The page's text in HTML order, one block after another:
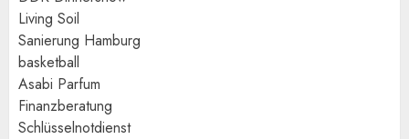
Living Soil
Sanierung Hamburg
basketball
Asabi Parfum
Finanzberatung
Schlüsselnotdienst